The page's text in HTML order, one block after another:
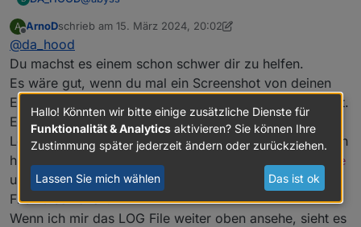
Das hatte ich gestern auch versucht, hatte nichts
heruntergesetzt. Diese „verdächtigen“ hatte ich
schon und eben getestet. Ich hab den Notstrom
jetzt mal auf 1% gestellt, mal sehen was morgen
passiert.
Aus meiner Sicht ist das ein Bug. Als ich das ganze
heute manuell in Schwung gebracht habe, hat er
brav bis 70% geladen und dann gestoppt. Zur
berechneten Regelbeginnzeit hat er dann auch
langsam weiter geladen so wie es sein soll. Der
Regelbeginn darf aber keinen Einfluss haben wenn
die Ladung bis x% e3dc überlassen ist.
A
Offline
ArnoDschrieb am 15. März 2024, 20:02
zuletzt editiert von ArnoD
@da_hood
Du machst es einem schon schwer dir zu helfen.
Es wäre gut, wenn du mal ein Screenshot von deinen
Einstellungen und User_Anpassungen schicken würdest.
Ein Diagramm, wo man die Ladeleistung und PV
Leistung sieht, wenn es mal wieder passiert , wäre auch
hilfreich und zu guter Letzt ist es auch gut
DebugAusgabe
und LogAusgabeRegelungauf true zu setzen und das LOG
File zu schicken.
Wenn ich mir das LOG File weiter oben ansehe, sieht es
Hallo! Könnten wir bitte einige zusätzliche Dienste für
Funktionalität & Analytics aktivieren? Sie können Ihre
Zustimmung später jederzeit ändern oder zurückziehen.
Lassen Sie mich wählen Das ist ok